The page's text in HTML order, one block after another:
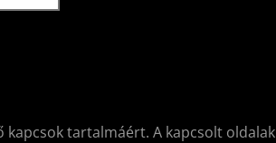
tartalmáért. A kapcsolt oldalak